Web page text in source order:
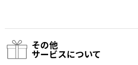
その他
サービスについて